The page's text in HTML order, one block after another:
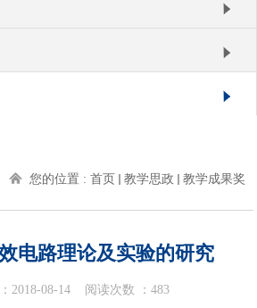
您的位置 : 首页 教学思政 教学成果奖
电路理论及实验的研究
2018-08-14阅读次数 ： 483